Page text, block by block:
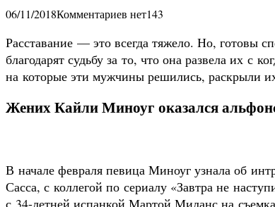
06/11/2018Комментариев нет143
Расставание — это всегда тяжело. Но, готовы
благодарят судьбу за то, что она развела их с
на которые эти мужчины решились, раскрыли
Жених Кайли Миноуг оказался
В начале февраля певица Миноуг узнала об
Сасса, с коллегой по сериалу «Завтра не
с 34-летней испанкой Мартой Миланс на